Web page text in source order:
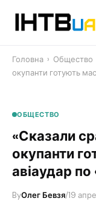
Головна › Общество
окупанти готують
ОБЩЕСТВО
«Сказали
окупанти
авіаудар по
ByОлег Бевзя/19